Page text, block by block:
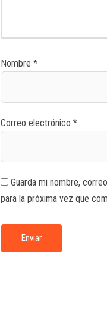
Nombre*
Correo electrónico*
Guarda mi nombre,
para la próxima vez que